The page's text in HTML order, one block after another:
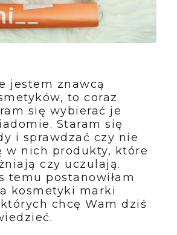
jestem znawcą
to coraz
się wybierać je
Staram się
i sprawdzać czy nie
w nich produkty, które
czy uczulają.
temu postanowiłam
kosmetyki marki
których chcę Wam dziś